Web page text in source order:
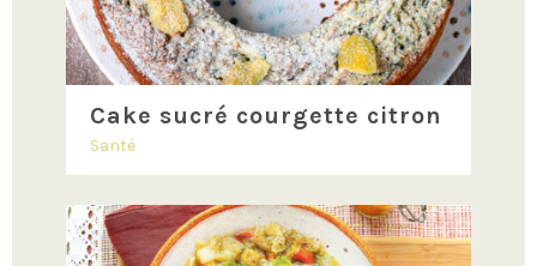
Cake sucré courgette citron
Santé